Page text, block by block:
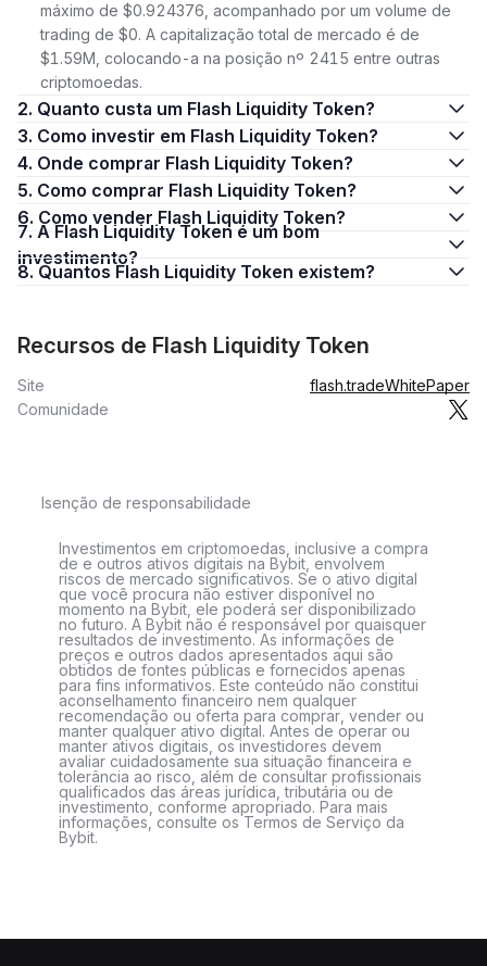
máximo de $0.924376, acompanhado por um volume de
trading de $0. A capitalização total de mercado é de
$1.59M, colocando-a na posição nº 2415 entre outras
criptomoedas.
2. Quanto custa um Flash Liquidity Token?
3. Como investir em Flash Liquidity Token?
4. Onde comprar Flash Liquidity Token?
5. Como comprar Flash Liquidity Token?
6. Como vender Flash Liquidity Token?
7. A Flash Liquidity Token é um bom
investimento?
8. Quantos Flash Liquidity Token existem?
Recursos de Flash Liquidity Token
Site flash.tradeWhitePaper
Comunidade
Isenção de responsabilidade
Investimentos em criptomoedas, inclusive a compra
de e outros ativos digitais na Bybit, envolvem
riscos de mercado significativos. Se o ativo digital
que você procura não estiver disponível no
momento na Bybit, ele poderá ser disponibilizado
no futuro. A Bybit não é responsável por quaisquer
resultados de investimento. As informações de
preços e outros dados apresentados aqui são
obtidos de fontes públicas e fornecidos apenas
para fins informativos. Este conteúdo não constitui
aconselhamento financeiro nem qualquer
recomendação ou oferta para comprar, vender ou
manter qualquer ativo digital. Antes de operar ou
manter ativos digitais, os investidores devem
avaliar cuidadosamente sua situação financeira e
tolerância ao risco, além de consultar profissionais
qualificados das áreas jurídica, tributária ou de
investimento, conforme apropriado. Para mais
informações, consulte os Termos de Serviço da
Bybit.